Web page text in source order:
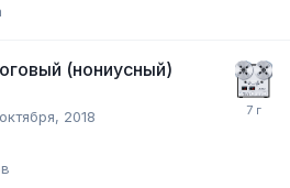
(нониусный)
2018